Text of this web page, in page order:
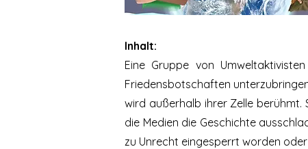
Inhalt:
Eine Gruppe von
Friedensbotschaften
wird außerhalb ihrer Zelle
die Medien die Geschichte
zu Unrecht eingesperrt worden